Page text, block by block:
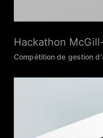
Hackathon
Compétition de gestion